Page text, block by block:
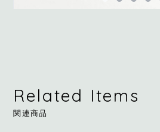
Related Items
関連商品